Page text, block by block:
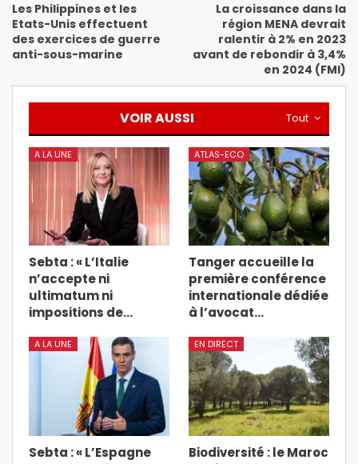
Les Philippines et les
Etats-Unis effectuent
des exercices de guerre
anti-sous-marine
La croissance dans la
région MENA devrait
ralentir à 2% en 2023
avant de rebondir à 3,4%
en 2024 (FMI)
Tout
VOIR AUSSI
A LA UNE
Sebta : « L’Italie
n’accepte ni
ultimatum ni
impositions de…
ATLAS-ECO
Tanger accueille la
première conférence
internationale dédiée
à l’avocat…
A LA UNE
Sebta : « L’Espagne
EN DIRECT
Biodiversité : le Maroc